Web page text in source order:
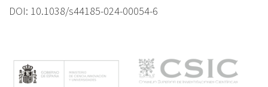
DOI: 10.1038/s44185-024-00054-6
e